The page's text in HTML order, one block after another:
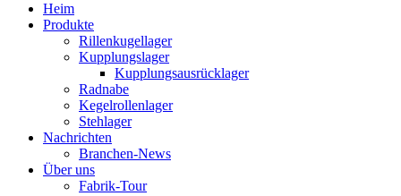
Heim
Produkte
Rillenkugellager
Kupplungslager
Kupplungsausrücklager
Radnabe
Kegelrollenlager
Stehlager
Nachrichten
Branchen-News
Über uns
Fabrik-Tour